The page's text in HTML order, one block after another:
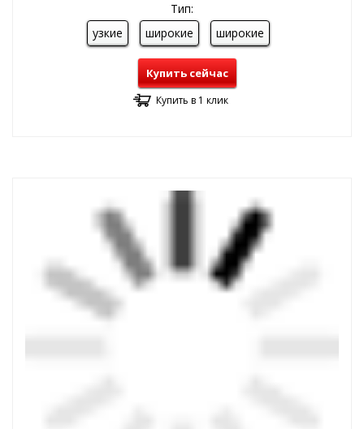
Тип:
узкие
широкие широкие
Купить сейчас
Купить в 1 клик